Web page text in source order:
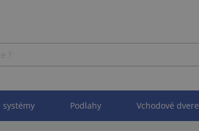
systémy Podlahy Vchodové dvere